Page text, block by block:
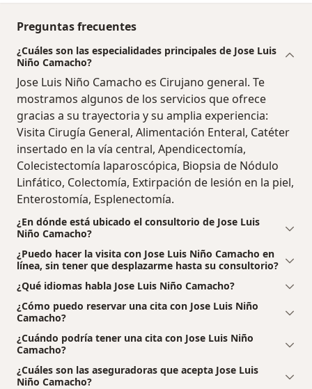
Preguntas frecuentes
¿Cuáles son las especialidades principales de Jose Luis
Niño Camacho?
Jose Luis Niño Camacho es Cirujano general. Te
mostramos algunos de los servicios que ofrece
gracias a su trayectoria y su amplia experiencia:
Visita Cirugía General, Alimentación Enteral, Catéter
insertado en la vía central, Apendicectomía,
Colecistectomía laparoscópica, Biopsia de Nódulo
Linfático, Colectomía, Extirpación de lesión en la piel,
Enterostomía, Esplenectomía.
¿En dónde está ubicado el consultorio de Jose Luis
Niño Camacho?
¿Puedo hacer la visita con Jose Luis Niño Camacho en
línea, sin tener que desplazarme hasta su consultorio?
¿Qué idiomas habla Jose Luis Niño Camacho?
¿Cómo puedo reservar una cita con Jose Luis Niño
Camacho?
¿Cuándo podría tener una cita con Jose Luis Niño
Camacho?
¿Cuáles son las aseguradoras que acepta Jose Luis
Niño Camacho?